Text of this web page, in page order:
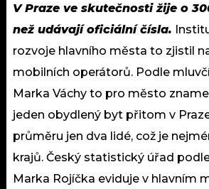
V Praze ve skutečnosti žije o
než udávají oficiální čísla.
rozvoje hlavního města to zjistil
mobilních operátorů. Podle
Marka Váchy to pro město
jeden obydlený byt přitom v
průměru jen dva lidé, což je
krajů. Český statistický úřad
Marka Rojíčka eviduje v hlavním